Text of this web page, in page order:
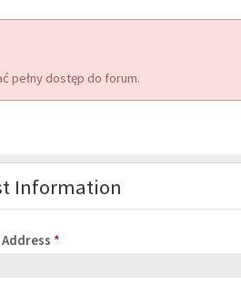
pełny dostęp do forum.
Information
*